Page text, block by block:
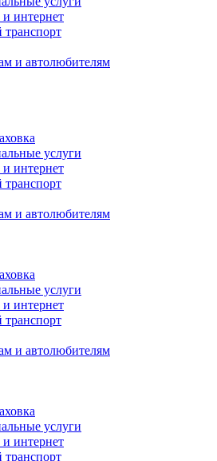
интернет
и автолюбителям
услуги
интернет
и автолюбителям
услуги
интернет
и автолюбителям
услуги
интернет